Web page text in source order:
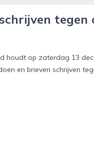
tegen
houdt op zaterdag 13
en brieven schrijven